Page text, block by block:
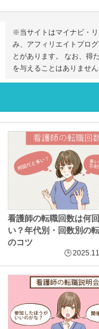
※当サイトはマイナビ・
み、アフィリエイトプロ
とがあります。 なお、得
を与えることはありません
看護師の転職回数は何
い？年代別・回数別の
のコツ
🕒